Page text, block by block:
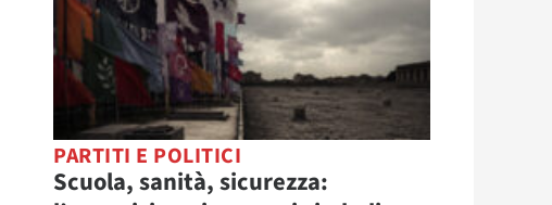
PARTITI E POLITICI
Scuola, sanità, sicurezza: